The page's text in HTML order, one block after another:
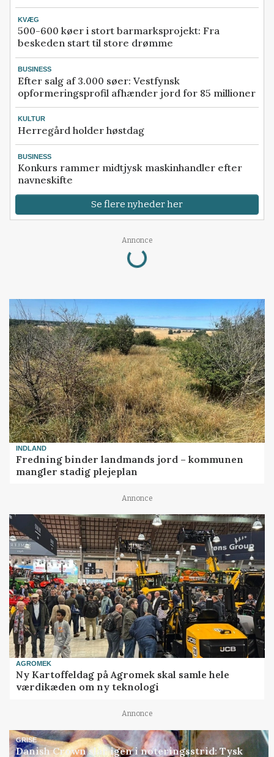
KVÆG
500-600 køer i stort barmarksprojekt: Fra
beskeden start til store drømme
BUSINESS
Efter salg af 3.000 søer: Vestfynsk
opformeringsprofil afhænder jord for 85 millioner
KULTUR
Herregård holder høstdag
BUSINESS
Konkurs rammer midtjysk maskinhandler efter
navneskifte
Se flere nyheder her
Annonce
Loading...
INDLAND
Fredning binder landmands jord – kommunen
mangler stadig plejeplan
Annonce
AGROMEK
Ny Kartoffeldag på Agromek skal samle hele
værdikæden om ny teknologi
Annonce
GRISE
Danish Crown slår igen i noteringsstrid: Tysk